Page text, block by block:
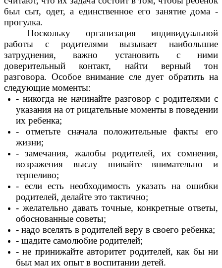
был сыт, одет, а единственное его занятие дома -
прогулка.
Поскольку организация индивидуальной
работы с родителями вызывает наибольшие
затруднения, важно установить с ними
доверительный контакт, найти верный тон
разговора. Особое внимание сле дует обратить на
следующие моменты:
- никогда не начинайте разговор с родителями с
указания на от рицательные моменты в поведении
их ребенка;
- отметьте сначала положительные факты его
жизни;
- замечания, жалобы родителей, их сомнения,
возражения выслу шивайте внимательно и
терпеливо;
- если есть необходимость указать на ошибки
родителей, делайте это тактично;
- желательно давать точные, конкретные ответы,
обоснованные советы;
- надо вселять в родителей веру в своего ребенка;
- щадите самолюбие родителей;
- не принижайте авторитет родителей, как бы ни
был мал их опыт в воспитании детей.